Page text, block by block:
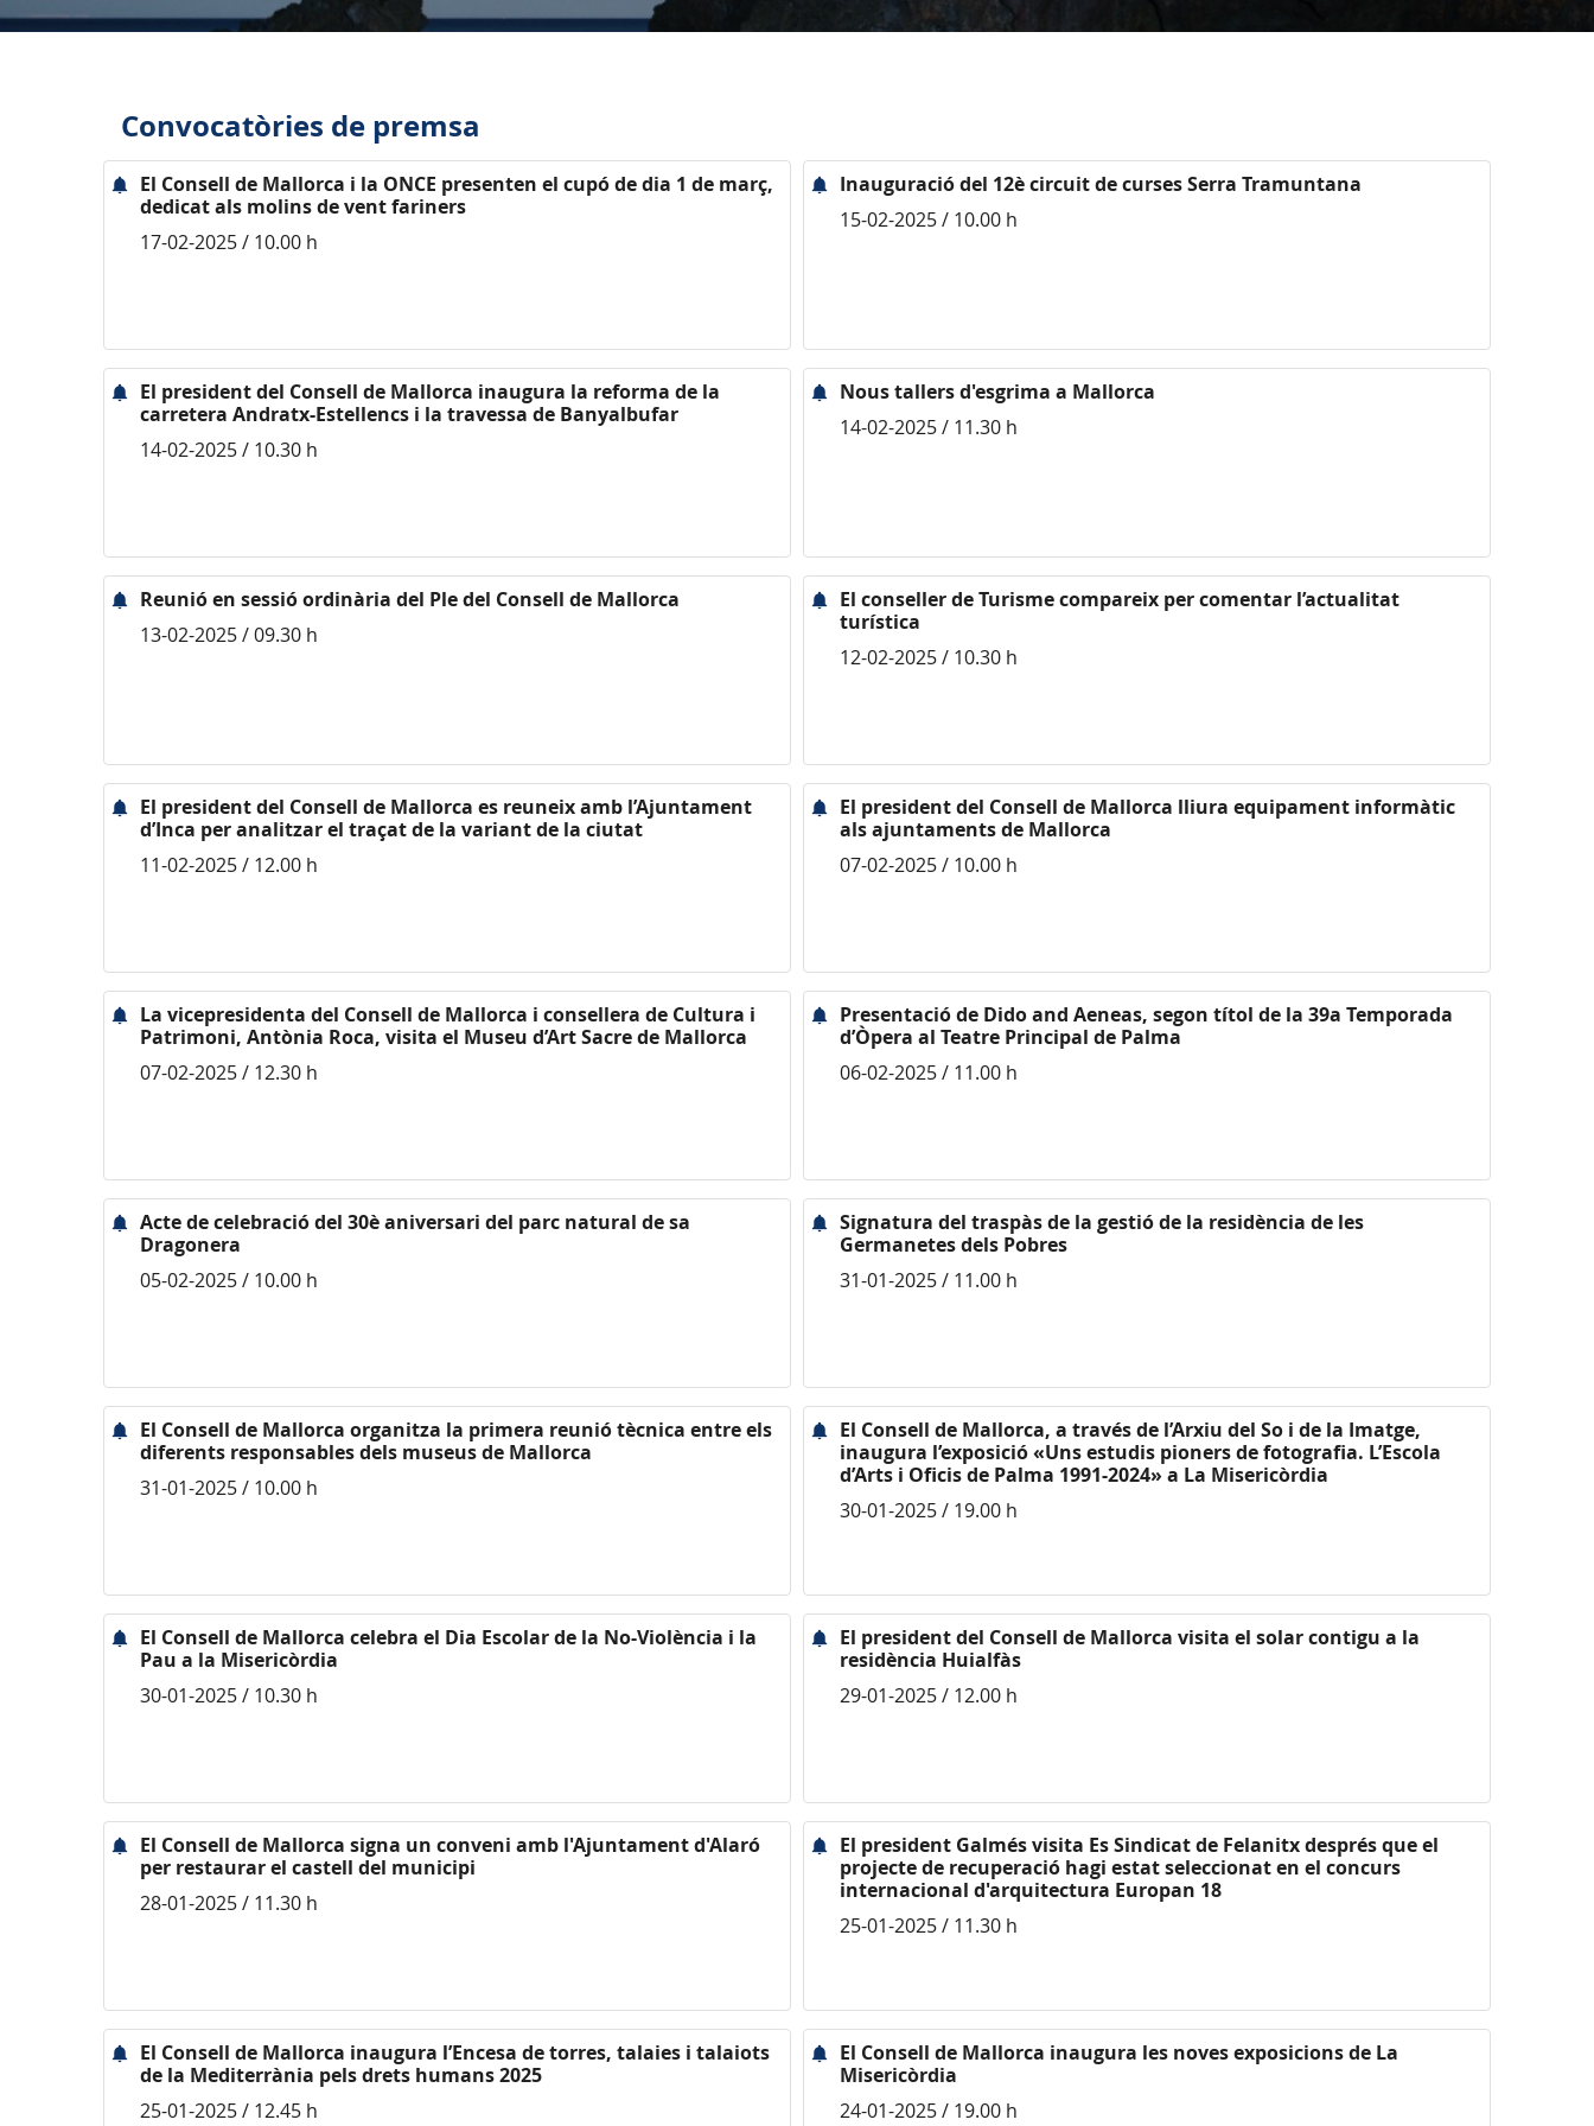
Convocatòries de premsa
El Consell de Mallorca i la ONCE presenten el cupó de dia 1 de març,
dedicat als molins de vent fariners
17-02-2025 / 10.00 h
Inauguració del 12è circuit de curses Serra Tramuntana
15-02-2025 / 10.00 h
El president del Consell de Mallorca inaugura la reforma de la
carretera Andratx-Estellencs i la travessa de Banyalbufar
14-02-2025 / 10.30 h
Nous tallers d'esgrima a Mallorca
14-02-2025 / 11.30 h
Reunió en sessió ordinària del Ple del Consell de Mallorca
13-02-2025 / 09.30 h
El conseller de Turisme compareix per comentar l’actualitat
turística
12-02-2025 / 10.30 h
El president del Consell de Mallorca es reuneix amb l’Ajuntament
d’Inca per analitzar el traçat de la variant de la ciutat
11-02-2025 / 12.00 h
El president del Consell de Mallorca lliura equipament informàtic
als ajuntaments de Mallorca
07-02-2025 / 10.00 h
La vicepresidenta del Consell de Mallorca i consellera de Cultura i
Patrimoni, Antònia Roca, visita el Museu d’Art Sacre de Mallorca
07-02-2025 / 12.30 h
Presentació de Dido and Aeneas, segon títol de la 39a Temporada
d’Òpera al Teatre Principal de Palma
06-02-2025 / 11.00 h
Acte de celebració del 30è aniversari del parc natural de sa
Dragonera
05-02-2025 / 10.00 h
Signatura del traspàs de la gestió de la residència de les
Germanetes dels Pobres
31-01-2025 / 11.00 h
El Consell de Mallorca organitza la primera reunió tècnica entre els
diferents responsables dels museus de Mallorca
31-01-2025 / 10.00 h
El Consell de Mallorca, a través de l’Arxiu del So i de la Imatge,
inaugura l’exposició «Uns estudis pioners de fotografia. L’Escola
d’Arts i Oficis de Palma 1991-2024» a La Misericòrdia
30-01-2025 / 19.00 h
El Consell de Mallorca celebra el Dia Escolar de la No-Violència i la
Pau a la Misericòrdia
30-01-2025 / 10.30 h
El president del Consell de Mallorca visita el solar contigu a la
residència Huialfàs
29-01-2025 / 12.00 h
El Consell de Mallorca signa un conveni amb l'Ajuntament d'Alaró
per restaurar el castell del municipi
28-01-2025 / 11.30 h
El president Galmés visita Es Sindicat de Felanitx després que el
projecte de recuperació hagi estat seleccionat en el concurs
internacional d'arquitectura Europan 18
25-01-2025 / 11.30 h
El Consell de Mallorca inaugura l’Encesa de torres, talaies i talaiots
de la Mediterrània pels drets humans 2025
25-01-2025 / 12.45 h
El Consell de Mallorca inaugura les noves exposicions de La
Misericòrdia
24-01-2025 / 19.00 h